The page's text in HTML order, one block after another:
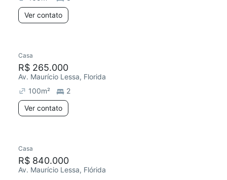
Ver contato
Casa
R$ 265.000
Av. Maurício Lessa, Florida
100m²
2
Ver contato
Casa
R$ 840.000
Av. Maurício Lessa, Flórida